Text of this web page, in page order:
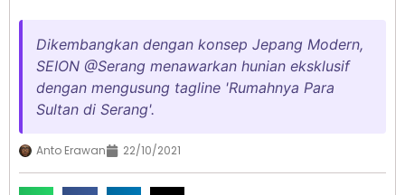
Dikembangkan dengan konsep Jepang Modern,
SEION @Serang menawarkan hunian eksklusif
dengan mengusung tagline 'Rumahnya Para
Sultan di Serang'.
Anto Erawan 22/10/2021